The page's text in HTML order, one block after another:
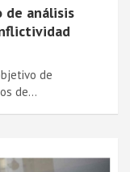
de análisis
de
de…